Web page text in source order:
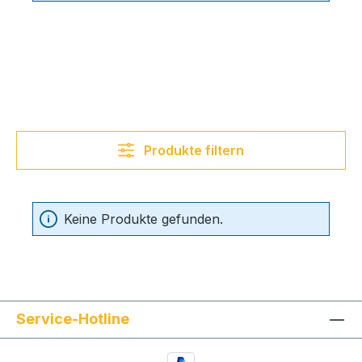
Produkte filtern
Keine Produkte gefunden.
Service-Hotline